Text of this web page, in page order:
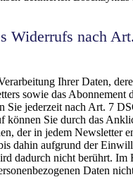
Widerrufs nach
Ihrer Daten,
sowie das Abonnement
Sie jederzeit nach Art. 7
können Sie durch das
der in jedem Newsletter
dahin aufgrund der
dadurch nicht berührt. Im
Daten